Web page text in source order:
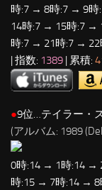
時:7 → 8時:7 → 9
14時:7 → 15時:7 →
時:7 → 21時:7 →
| 指数: 1389 | 累積:
●9位…テイラー・
(アルバム: 1989
0時:14 → 1時:14 →
時:15 → 7時:14 →